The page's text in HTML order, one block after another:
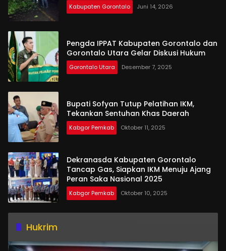
Kabupaten Gorontalo Juni 14, 2026
Pengda IPPAT Kabupaten Gorontalo dan
Gorontalo Utara Gelar Diskusi Hukum
Gorontalo Utara Desember 7, 2025
Bupati Sofyan Tutup Pelatihan IKM,
Tekankan Sentuhan Khas Daerah
Kabgor Pemkab Oktober 11, 2025
Dekranasda Kabupaten Gorontalo
Tancap Gas, Siapkan IKM Menuju Ajang
Peran Saka Nasional 2025
Kabgor Pemkab Oktober 10, 2025
Hukrim